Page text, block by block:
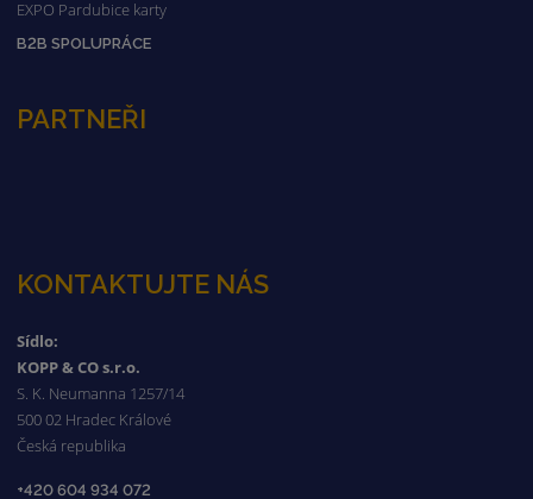
EXPO Pardubice karty
B2B SPOLUPRÁCE
PARTNEŘI
KONTAKTUJTE NÁS
Sídlo:
KOPP & CO s.r.o.
S. K. Neumanna 1257/14
500 02 Hradec Králové
Česká republika
+420 604 934 072